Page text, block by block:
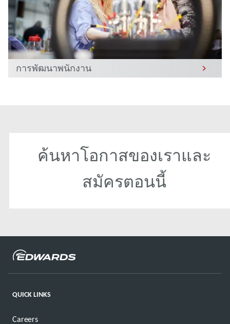
การพัฒนาพนักงาน
ค้นหาโอกาสของเราและ
สมัครตอนนี้
QUICK LINKS
Careers